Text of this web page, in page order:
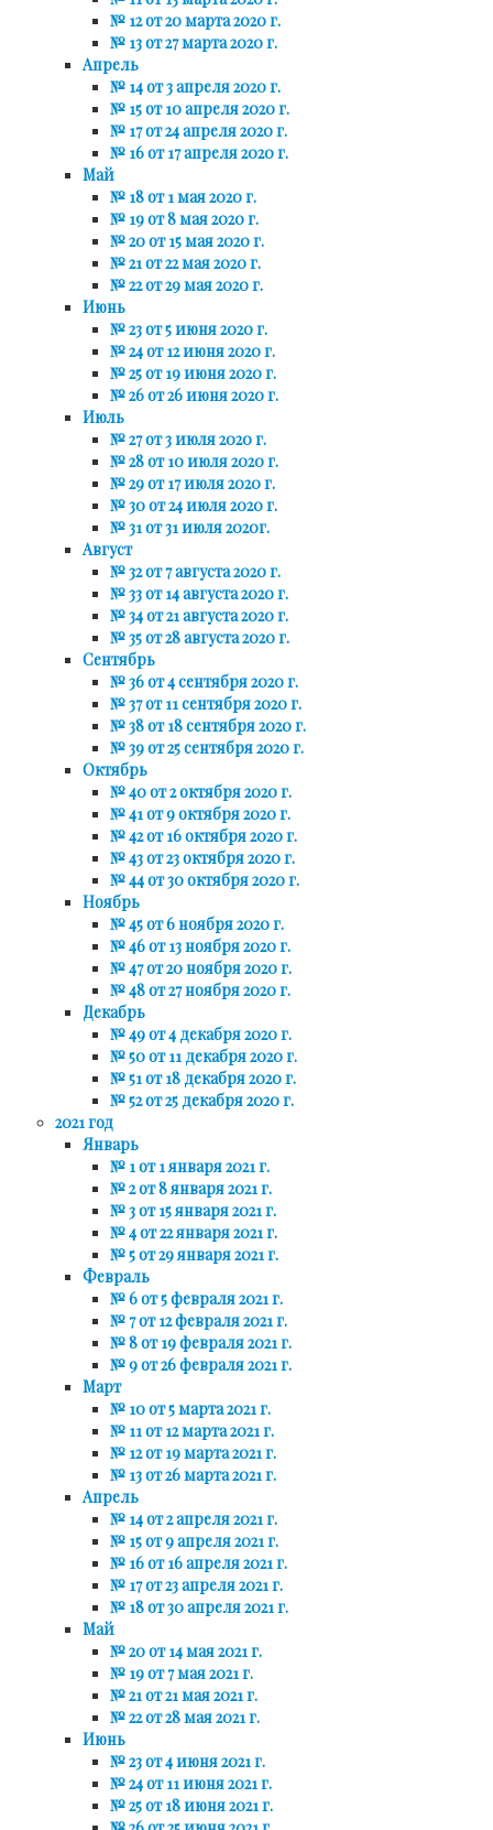
№ 12 от 20 марта 2020 г.
№ 13 от 27 марта 2020 г.
Апрель
№ 14 от 3 апреля 2020 г.
№ 15 от 10 апреля 2020 г.
№ 17 от 24 апреля 2020 г.
№ 16 от 17 апреля 2020 г.
Май
№ 18 от 1 мая 2020 г.
№ 19 от 8 мая 2020 г.
№ 20 от 15 мая 2020 г.
№ 21 от 22 мая 2020 г.
№ 22 от 29 мая 2020 г.
Июнь
№ 23 от 5 июня 2020 г.
№ 24 от 12 июня 2020 г.
№ 25 от 19 июня 2020 г.
№ 26 от 26 июня 2020 г.
Июль
№ 27 от 3 июля 2020 г.
№ 28 от 10 июля 2020 г.
№ 29 от 17 июля 2020 г.
№ 30 от 24 июля 2020 г.
№ 31 от 31 июля 2020г.
Август
№ 32 от 7 августа 2020 г.
№ 33 от 14 августа 2020 г.
№ 34 от 21 августа 2020 г.
№ 35 от 28 августа 2020 г.
Сентябрь
№ 36 от 4 сентября 2020 г.
№ 37 от 11 сентября 2020 г.
№ 38 от 18 сентября 2020 г.
№ 39 от 25 сентября 2020 г.
Октябрь
№ 40 от 2 октября 2020 г.
№ 41 от 9 октября 2020 г.
№ 42 от 16 октября 2020 г.
№ 43 от 23 октября 2020 г.
№ 44 от 30 октября 2020 г.
Ноябрь
№ 45 от 6 ноября 2020 г.
№ 46 от 13 ноября 2020 г.
№ 47 от 20 ноября 2020 г.
№ 48 от 27 ноября 2020 г.
Декабрь
№ 49 от 4 декабря 2020 г.
№ 50 от 11 декабря 2020 г.
№ 51 от 18 декабря 2020 г.
№ 52 от 25 декабря 2020 г.
2021 год
Январь
№ 1 от 1 января 2021 г.
№ 2 от 8 января 2021 г.
№ 3 от 15 января 2021 г.
№ 4 от 22 января 2021 г.
№ 5 от 29 января 2021 г.
Февраль
№ 6 от 5 февраля 2021 г.
№ 7 от 12 февраля 2021 г.
№ 8 от 19 февраля 2021 г.
№ 9 от 26 февраля 2021 г.
Март
№ 10 от 5 марта 2021 г.
№ 11 от 12 марта 2021 г.
№ 12 от 19 марта 2021 г.
№ 13 от 26 марта 2021 г.
Апрель
№ 14 от 2 апреля 2021 г.
№ 15 от 9 апреля 2021 г.
№ 16 от 16 апреля 2021 г.
№ 17 от 23 апреля 2021 г.
№ 18 от 30 апреля 2021 г.
Май
№ 20 от 14 мая 2021 г.
№ 19 от 7 мая 2021 г.
№ 21 от 21 мая 2021 г.
№ 22 от 28 мая 2021 г.
Июнь
№ 23 от 4 июня 2021 г.
№ 24 от 11 июня 2021 г.
№ 25 от 18 июня 2021 г.